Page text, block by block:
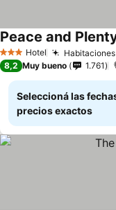
3 Estrellas
Hotel
Peace and
8,2 Muy bueno 1.761
Seleccioná las
precios exactos